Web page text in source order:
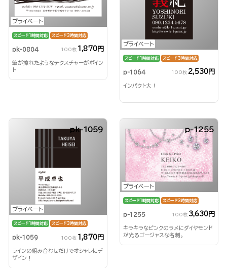
プライベート
スピード1時間対応 スピード3時間対応
pk-0804 100枚 1,870円
筆が擦れたようなテクスチャーがポイン
ト
プライベート
スピード1時間対応 スピード3時間対応
p-1064 100枚 2,530円
インパクト大！
プライベート
pk-1059
スピード1時間対応 スピード3時間対応
pk-1059 100枚 1,870円
ラインの組み合わせだけでオシャレにデ
ザイン！
プライベート
p-1255
スピード1時間対応 スピード3時間対応
p-1255 100枚 3,630円
キラキラなピンクのラメにダイヤモンド
が光るゴージャスな名刺。